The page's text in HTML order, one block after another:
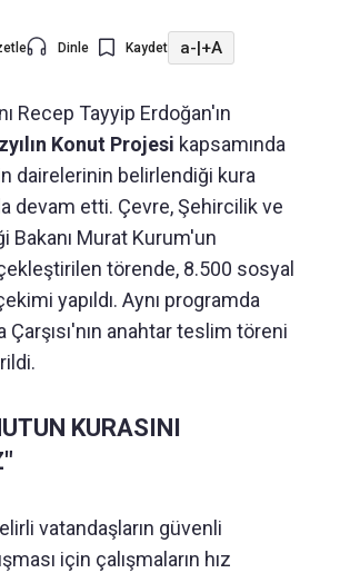
Dinle Kaydet a-|+A
Recep Tayyip Erdoğan'ın
Konut Projesi kapsamında
dairelerinin belirlendiği kura
devam etti. Çevre, Şehircilik ve
Bakanı Murat Kurum'un
törende, 8.500 sosyal
yapıldı. Aynı programda
Çarşısı'nın anahtar teslim töreni
KURASINI
vatandaşların güvenli
için çalışmaların hız